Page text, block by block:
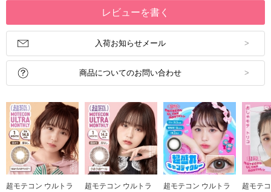
レビューを書く
入荷お知らせメール
商品についてのお問い合わせ
超モテコン ウルトラ
超モテコン ウルトラ
超モテコン ウルトラ
超モテ